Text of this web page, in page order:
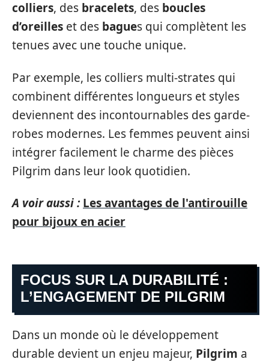
colliers, des bracelets, des boucles
d’oreilles et des bagues qui complètent les
tenues avec une touche unique.
Par exemple, les colliers multi-strates qui
combinent différentes longueurs et styles
deviennent des incontournables des garde-
robes modernes. Les femmes peuvent ainsi
intégrer facilement le charme des pièces
Pilgrim dans leur look quotidien.
A voir aussi : Les avantages de l'antirouille
pour bijoux en acier
FOCUS SUR LA DURABILITÉ :
L’ENGAGEMENT DE PILGRIM
Dans un monde où le développement
durable devient un enjeu majeur, Pilgrim a